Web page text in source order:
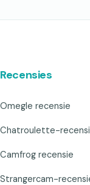
Recensies
Omegle recensie
Chatroulette-
Camfrog recensie
Strangercam-